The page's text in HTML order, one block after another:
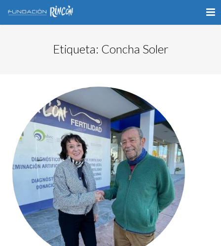
VÍDEOS
COLABORA
CONTACTO
Etiqueta: Concha Soler